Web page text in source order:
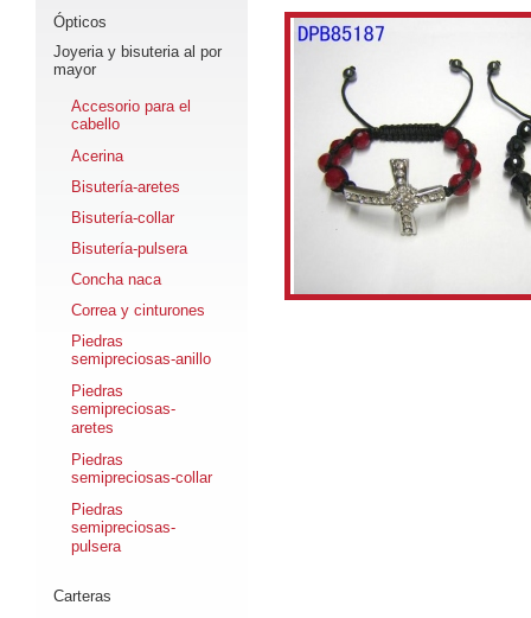
Ópticos
Joyeria y bisuteria al por
mayor
Accesorio para el
cabello
Acerina
Bisutería-aretes
Bisutería-collar
Bisutería-pulsera
Concha naca
Correa y cinturones
Piedras
semipreciosas-anillo
Piedras
semipreciosas-
aretes
Piedras
semipreciosas-collar
Piedras
semipreciosas-
pulsera
Carteras